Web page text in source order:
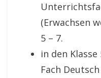
(Erwachsen
5 – 7.
in den
Fach